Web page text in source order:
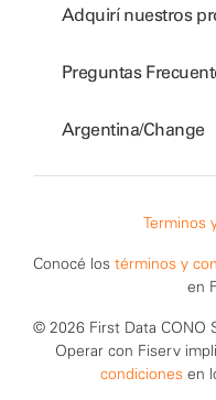
Adquirí nuestros
Preguntas
Argentina/Change
Terminos
Conocé los términos y
en
© 2026 First Data CONO
Operar con Fiserv
condiciones en